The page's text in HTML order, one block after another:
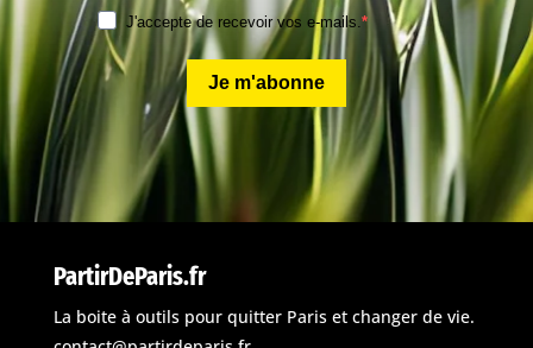
J'accepte de recevoir vos e-mails.
Je m'abonne
PartirDeParis.fr
La boite à outils pour quitter Paris et changer de vie.